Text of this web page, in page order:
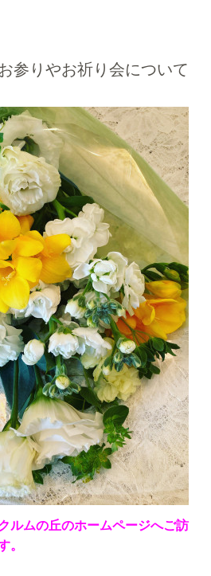
参りやお祈り会について
ルムの丘のホームページへご訪
。